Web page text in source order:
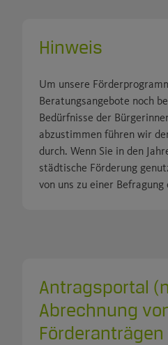
Hinweis
Um unsere
Beratungsangebote noch
Bedürfnisse der
abzustimmen führen wir
durch. Wenn Sie in den
städtische Förderung
von uns zu einer Befragung
Antragsportal
Abrechnung